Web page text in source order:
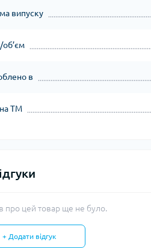
випуску
об’єм
в
ТМ
про цей товар ще не було.
+ Додати відгук